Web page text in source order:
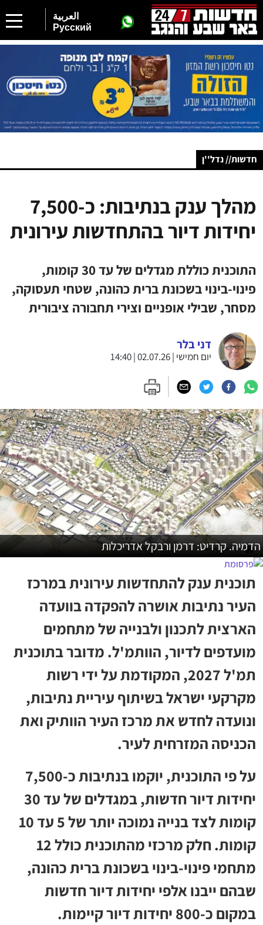
العربية
Русский
חדשות// נדל''ן
מהלך ענק בנתיבות: כ-7,500
יחידות דיור בהתחדשות עירונית
התוכנית כוללת מגדלים של עד 30 קומות,
פינוי-בינוי בשכונת ברית כהונה, שטחי תעסוקה,
מסחר, שבילי אופניים וצירי תחבורה ציבורית
דני בלר
יום חמישי | 02.07.26 | 14:40
הדמיה. קרדיט: דרמן ורבקל אדריכלות
תוכנית ענק להתחדשות עירונית במרכז
העיר נתיבות אושרה להפקדה בוועדה
הארצית לתכנון ולבנייה של מתחמים
מועדפים לדיור, הוותמ'ל. מדובר בתוכנית
תמ'ל 2027, המקודמת על ידי רשות
מקרקעי ישראל בשיתוף עיריית נתיבות,
ונועדה לחדש את מרכז העיר הוותיק ואת
הכניסה המזרחית לעיר.
על פי התוכנית, יוקמו בנתיבות כ-7,500
יחידות דיור חדשות, במגדלים של עד 30
קומות לצד בנייה נמוכה יותר של 5 עד 10
קומות. חלק מרכזי מהתוכנית כולל 12
מתחמי פינוי-בינוי בשכונת ברית כהונה,
שבהם ייבנו אלפי יחידות דיור חדשות
במקום כ-800 יחידות דיור קיימות.